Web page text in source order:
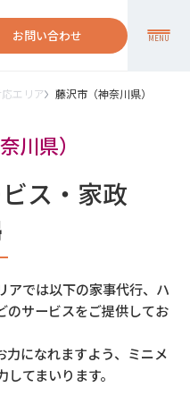
お問い合わせ MENU
エリア 藤沢市（神奈川県）
川県）
ス・家政
アでは以下の家事代行、ハ
のサービスをご提供してお
力になれますよう、ミニメ
てまいります。